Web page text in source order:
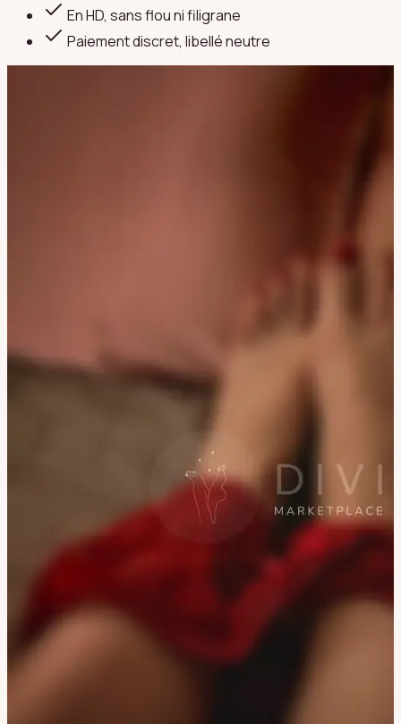
En HD, sans flou ni filigrane
Paiement discret, libellé neutre